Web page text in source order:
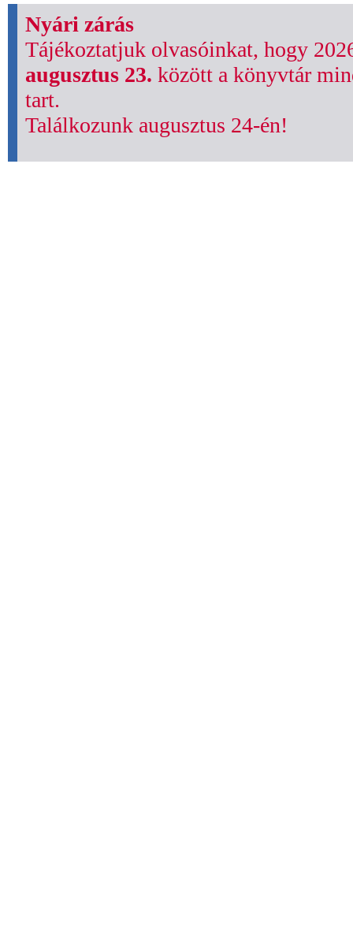
Nyári zárás
Tájékoztatjuk olvasóinkat, hogy
augusztus 23. között a könyvtár
tart.
Találkozunk augusztus 24-én!